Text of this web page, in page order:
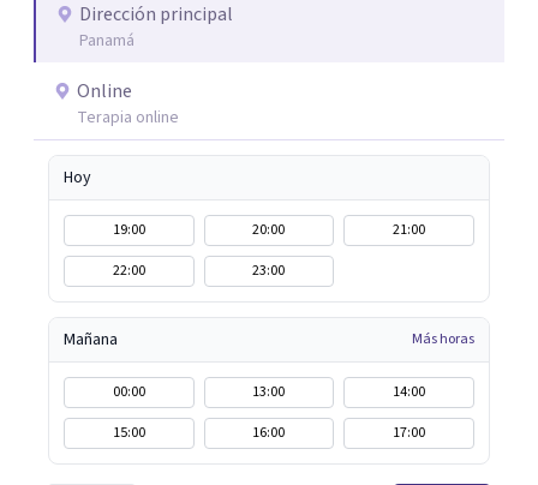
Dirección principal
Panamá
Online
Terapia online
Hoy
19:00 20:00
21:00
22:00
23:00
Mañana Más horas
00:00 13:00
14:00
15:00
16:00 17:00